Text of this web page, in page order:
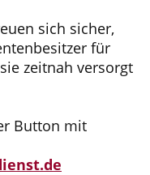
sich sicher,
für
zeitnah versorgt
Button mit